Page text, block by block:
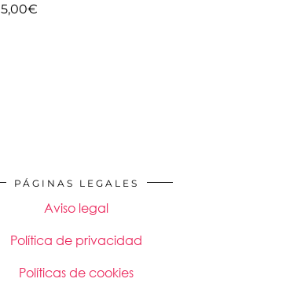
5,00€
PÁGINAS LEGALES
Aviso legal
Política de privacidad
Políticas de cookies